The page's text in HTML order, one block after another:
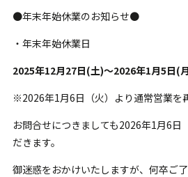
●年末年始休業のお知らせ●
・年末年始休業日
2025年12月27日(土)～2026年1月5日(
※2026年1月6日（火）より通常営業を
お問合せにつきましても2026年1月6日
だきます。
御迷惑をおかけいたしますが、何卒ご